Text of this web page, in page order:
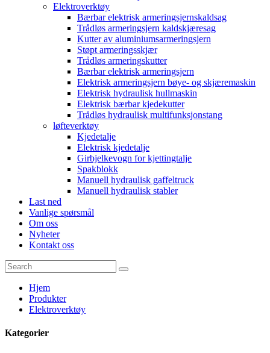
Elektroverktøy
Bærbar elektrisk armeringsjernskaldsag
Trådløs armeringsjern kaldskjæresag
Kutter av aluminiumsarmeringsjern
Støpt armeringsskjær
Trådløs armeringskutter
Bærbar elektrisk armeringsjern
Elektrisk armeringsjern bøye- og skjæremaskin
Elektrisk hydraulisk hullmaskin
Elektrisk bærbar kjedekutter
Trådløs hydraulisk multifunksjonstang
løfteverktøy
Kjedetalje
Elektrisk kjedetalje
Girbjelkevogn for kjettingtalje
Spakblokk
Manuell hydraulisk gaffeltruck
Manuell hydraulisk stabler
Last ned
Vanlige spørsmål
Om oss
Nyheter
Kontakt oss
Hjem
Produkter
Elektroverktøy
Kategorier